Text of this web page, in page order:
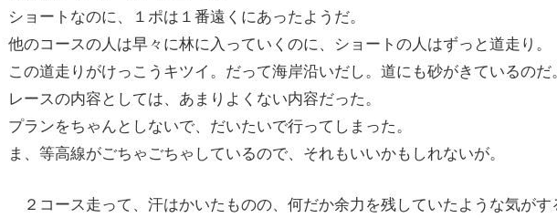
ショートなのに、１ポは１番遠くにあったようだ。
他のコースの人は早々に林に入っていくのに、ショートの人はずっと道走り。
この道走りがけっこうキツイ。だって海岸沿いだし。道にも砂がきているのだ
レースの内容としては、あまりよくない内容だった。
プランをちゃんとしないで、だいたいで行ってしまった。
ま、等高線がごちゃごちゃしているので、それもいいかもしれないが。
２コース走って、汗はかいたものの、何だか余力を残していたような気がす